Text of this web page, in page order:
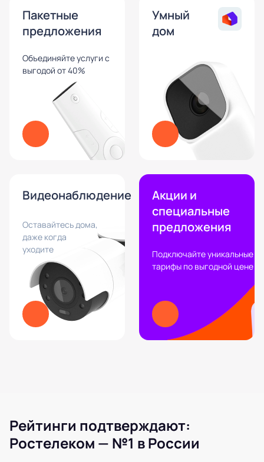
Пакетные
предложения
Объединяйте услуги с
выгодой от 40%
Умный
дом
Видеонаблюдение
Оставайтесь дома,
даже когда
уходите
Акции и
специальные
предложения
Подключайте уникальные
тарифы по выгодной цене
Рейтинги подтверждают:
Ростелеком — №1 в России